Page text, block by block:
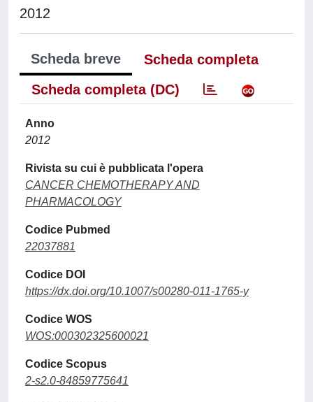
2012
Scheda breve
Scheda completa
Scheda completa (DC)
Anno
2012
Rivista su cui è pubblicata l'opera
CANCER CHEMOTHERAPY AND
PHARMACOLOGY
Codice Pubmed
22037881
Codice DOI
https://dx.doi.org/10.1007/s00280-011-1765-y
Codice WOS
WOS:000302325600021
Codice Scopus
2-s2.0-84859775641